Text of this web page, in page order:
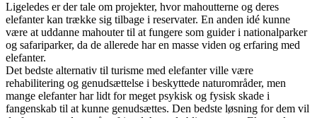
Ligeledes er der tale om projekter, hvor mahoutterne og deres
elefanter kan trække sig tilbage i reservater. En anden idé kunne
være at uddanne mahouter til at fungere som guider i nationalparker
og safariparker, da de allerede har en masse viden og erfaring med
elefanter.
Det bedste alternativ til turisme med elefanter ville være
rehabilitering og genudsættelse i beskyttede naturområder, men
mange elefanter har lidt for meget psykisk og fysisk skade i
fangenskab til at kunne genudsættes. Den bedste løsning for dem vil